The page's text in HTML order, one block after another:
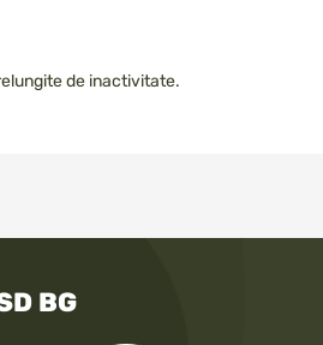
de inactivitate.
BG